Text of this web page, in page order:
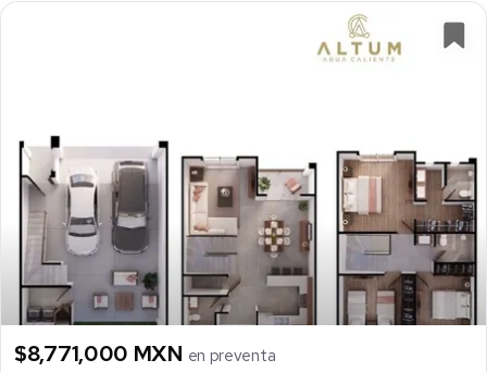
$8,771,000 MXN en preventa